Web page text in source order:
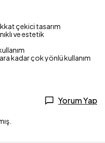
çekici tasarım
ve estetik
kadar çok yönlü kullanım
Yorum Yap